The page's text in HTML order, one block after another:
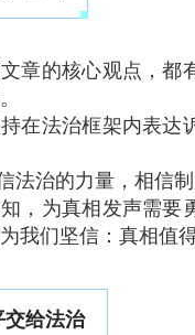
章的核心观点，都
在法治框架内表达
法治的力量，相信
，为真相发声需要
我们坚信：真相值
交给法治